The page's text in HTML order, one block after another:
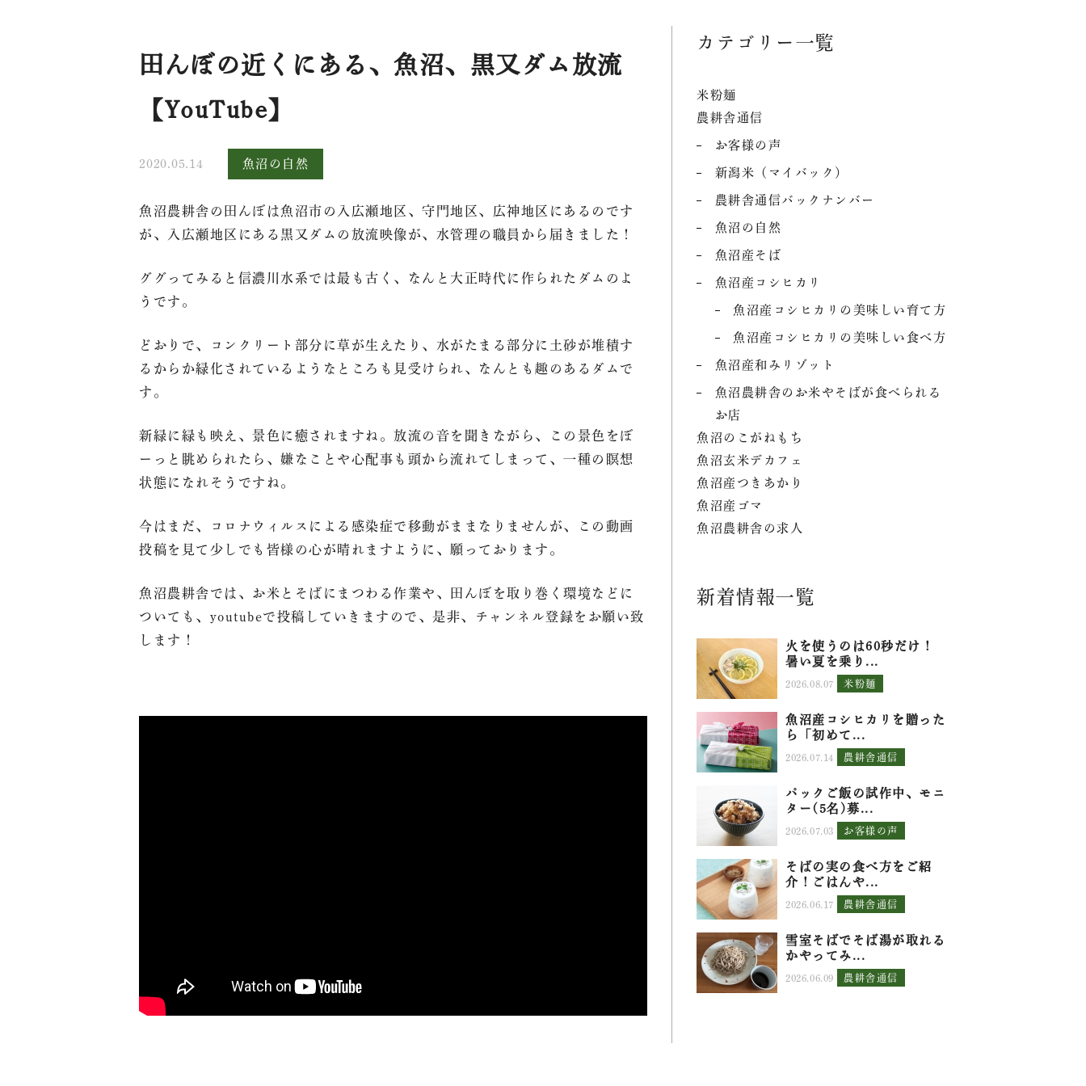
法人概要
求人情報
魚沼産コシヒカリの魚沼農耕舎
お問い合わせ
配送・送料について
特定商取引法に基づく表記
田んぼの近くにある、魚沼、黒又ダム放流
【YouTube】
2020.05.14 魚沼の自然
魚沼農耕舎の田んぼは魚沼市の入広瀬地区、守門地区、広神地区にあるのです
が、入広瀬地区にある黒又ダムの放流映像が、水管理の職員から届きました！
ググってみると信濃川水系では最も古く、なんと大正時代に作られたダムのよ
うです。
どおりで、コンクリート部分に草が生えたり、水がたまる部分に土砂が堆積す
るからか緑化されているようなところも見受けられ、なんとも趣のあるダムで
す。
新緑に緑も映え、景色に癒されますね。放流の音を聞きながら、この景色をぼ
ーっと眺められたら、嫌なことや心配事も頭から流れてしまって、一種の瞑想
状態になれそうですね。
今はまだ、コロナウィルスによる感染症で移動がままなりませんが、この動画
投稿を見て少しでも皆様の心が晴れますように、願っております。
魚沼農耕舎では、お米とそばにまつわる作業や、田んぼを取り巻く環境などに
ついても、youtubeで投稿していきますので、是非、チャンネル登録をお願い致
します！
カテゴリー一覧
米粉麺
農耕舎通信
お客様の声
新潟米（マイバック）
農耕舎通信バックナンバー
魚沼の自然
魚沼産そば
魚沼産コシヒカリ
魚沼産コシヒカリの美味しい育て方
魚沼産コシヒカリの美味しい食べ方
魚沼産和みリゾット
魚沼農耕舎のお米やそばが食べられる
お店
魚沼のこがねもち
魚沼玄米デカフェ
魚沼産つきあかり
魚沼産ゴマ
魚沼農耕舎の求人
新着情報一覧
火を使うのは60秒だけ！
暑い夏を乗り...
2026.08.07 米粉麺
魚沼産コシヒカリを贈った
ら「初めて...
2026.07.14 農耕舎通信
パックご飯の試作中、モニ
ター(5名)募...
2026.07.03 お客様の声
そばの実の食べ方をご紹
介！ごはんや...
2026.06.17 農耕舎通信
雪室そばでそば湯が取れる
かやってみ...
2026.06.09 農耕舎通信